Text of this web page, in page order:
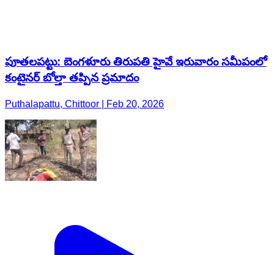
పూతలపట్టు: బెంగళూరు తిరుపతి హైవే ఇరువారం సమీపంలో
కంటైనర్ బోల్తా తప్పిన ప్రమాదం
Puthalapattu, Chittoor | Feb 20, 2026